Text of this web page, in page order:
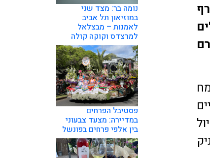
נומה בר: מצד שני
במוזיאון תל אביב
לאמנות – מבצלאל
למרצדס וקוקה קולה
פסטיבל הפרחים
במדיירה: מצעד צבעוני
בין אלפי פרחים בפונשל